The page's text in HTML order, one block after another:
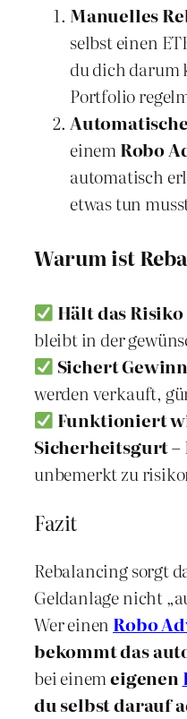
Manuelles
selbst einen
du dich darum
Portfolio
einem Robo
automatisch
etwas tun
Warum ist
Hält das
bleibt in der
Sichert
werden verkauft,
Funktioniert
Sicherheitsgurt–
unbemerkt zu
Fazit
Rebalancing sorgt
Geldanlage nicht
Wer einen Robo
bekommt das
bei einemeigenen
du selbst darauf